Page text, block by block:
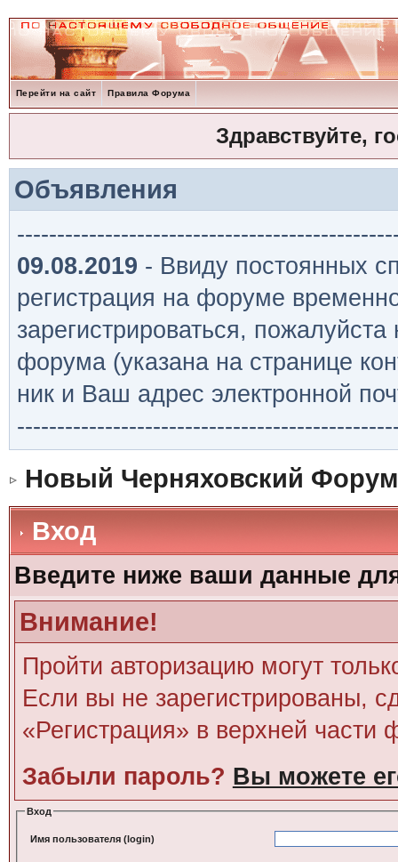
Перейти на сайт Правила Форума
Здравствуйте,
Объявления
09.08.2019 - Ввиду постоянных
регистрация на форуме
зарегистрироваться,
форума (указана на странице
ник и Ваш адрес электронной
Новый Черняховский Форум
Вход
Введите ниже ваши данные
Внимание!
Пройти авторизацию могут
Если вы не зарегистрированы,
«Регистрация» в верхней части
Забыли пароль? Вы можете
Вход
Имя пользователя (login)